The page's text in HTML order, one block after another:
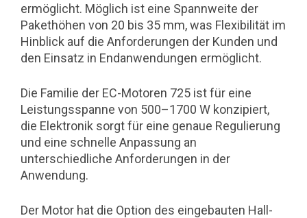
ermöglicht. Möglich ist eine Spannweite der
Pakethöhen von 20 bis 35 mm, was Flexibilität im
Hinblick auf die Anforderungen der Kunden und
den Einsatz in Endanwendungen ermöglicht.
Die Familie der EC-Motoren 725 ist für eine
Leistungsspanne von 500–1700 W konzipiert,
die Elektronik sorgt für eine genaue Regulierung
und eine schnelle Anpassung an
unterschiedliche Anforderungen in der
Anwendung.
Der Motor hat die Option des eingebauten Hall-